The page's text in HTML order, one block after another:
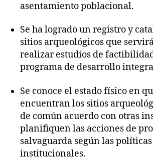
asentamiento poblacional.
Se ha logrado un registro y
sitios arqueológicos que
realizar estudios de
programa de desarrollo
Se conoce el estado físico en
encuentran los sitios
de común acuerdo con otras
planifiquen las acciones de
salvaguarda según las
institucionales.